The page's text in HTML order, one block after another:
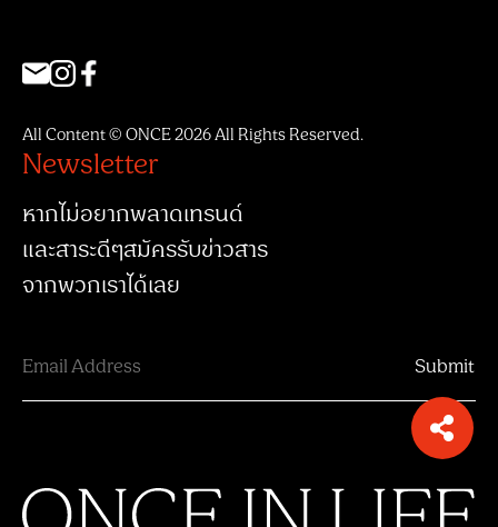
All Content © ONCE 2026 All Rights Reserved.
Newsletter
หากไม่อยากพลาดเทรนด์
และสาระดีๆสมัครรับข่าวสาร
จากพวกเราได้เลย